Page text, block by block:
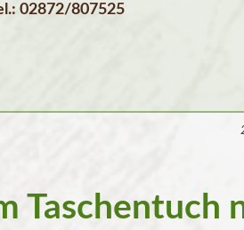
02872/807525
Taschentuch